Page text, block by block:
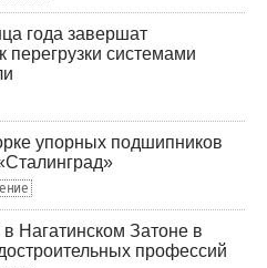
года завершат
перегрузки системами
упорных подшипников
Нагатинском Затоне в
профессий